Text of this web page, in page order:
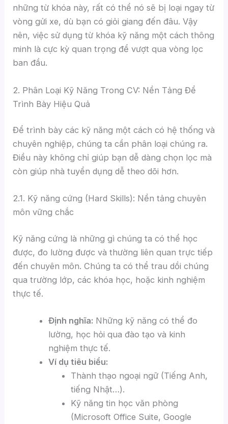
những từ khóa này, rất có thể nó sẽ bị loại ngay từ
vòng gửi xe, dù bạn có giỏi giang đến đâu. Vậy
nên, việc sử dụng từ khóa kỹ năng một cách thông
minh là cực kỳ quan trọng để vượt qua vòng lọc
ban đầu.
2. Phân Loại Kỹ Năng Trong CV: Nền Tảng Để
Trình Bày Hiệu Quả
Để trình bày các kỹ năng một cách có hệ thống và
chuyên nghiệp, chúng ta cần phân loại chúng ra.
Điều này không chỉ giúp bạn dễ dàng chọn lọc mà
còn giúp nhà tuyển dụng dễ theo dõi hơn.
2.1. Kỹ năng cứng (Hard Skills): Nền tảng chuyên
môn vững chắc
Kỹ năng cứng là những gì chúng ta có thể học
được, đo lường được và thường liên quan trực tiếp
đến chuyên môn. Chúng ta có thể trau dồi chúng
qua trường lớp, các khóa học, hoặc kinh nghiệm
thực tế.
Định nghĩa: Những kỹ năng có thể đo
lường, học hỏi qua đào tạo và kinh
nghiệm thực tế.
Ví dụ tiêu biểu:
Thành thạo ngoại ngữ (Tiếng Anh,
tiếng Nhật…).
Kỹ năng tin học văn phòng
(Microsoft Office Suite, Google